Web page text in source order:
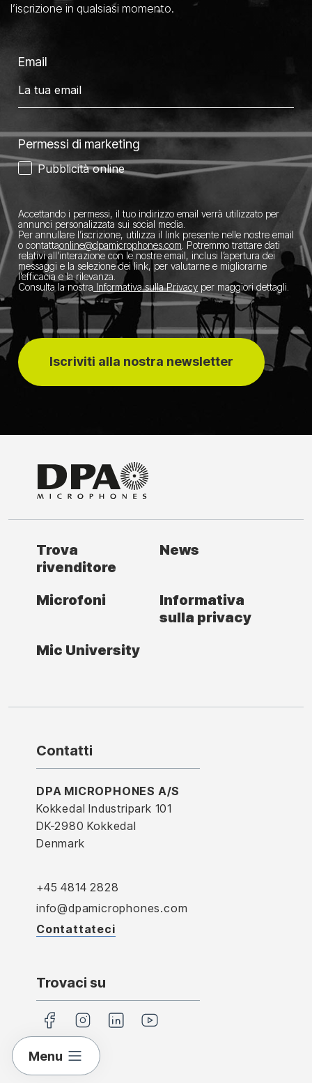
Menu
l’iscrizione in qualsiasi momento.
Email
Permessi di marketing
Pubblicità online
Accettando i permessi, il tuo indirizzo email verrà utilizzato per
annunci personalizzata sui social media.
Per annullare l’iscrizione, utilizza il link presente nelle nostre email
o contatta​online@dpamicrophones.com . Potremmo trattare dati
relativi all’interazione con le nostre email, inclusi l’apertura dei
messaggi e la selezione dei link, per valutarne e migliorarne
l’efficacia e la rilevanza.
Consulta la nostra Informativa sulla Privacy per maggiori dettagli.
Iscriviti alla nostra newsletter
Trova
rivenditore
News
Microfoni
Informativa
sulla privacy
Mic University
Contatti
DPA MICROPHONES A/S
Kokkedal Industripark 101
DK-2980 Kokkedal
Denmark
+45 4814 2828
info@dpamicrophones.com
Contattateci
Trovaci su